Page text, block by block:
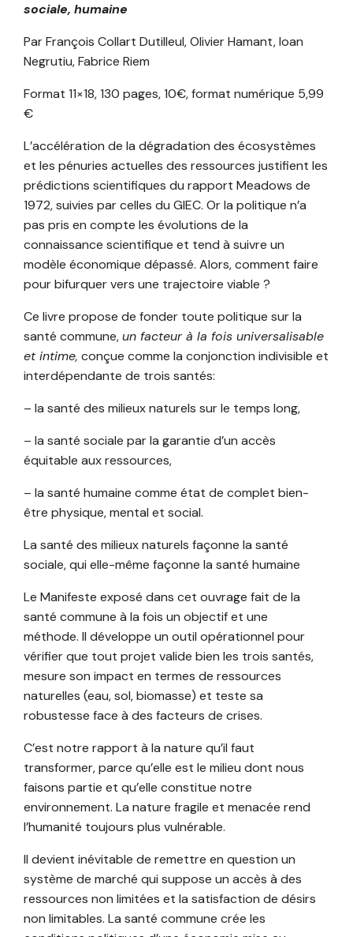
sociale, humaine
Par François Collart Dutilleul, Olivier Hamant, Ioan
Negrutiu, Fabrice Riem
Format 11×18, 130 pages, 10€, format numérique 5,99
€
L’accélération de la dégradation des écosystèmes
et les pénuries actuelles des ressources justifient les
prédictions scientifiques du rapport Meadows de
1972, suivies par celles du GIEC. Or la politique n’a
pas pris en compte les évolutions de la
connaissance scientifique et tend à suivre un
modèle économique dépassé. Alors, comment faire
pour bifurquer vers une trajectoire viable ?
Ce livre propose de fonder toute politique sur la
santé commune,un facteur à la fois universalisable
et intime, conçue comme la conjonction indivisible et
interdépendante de trois santés:
– la santé des milieux naturels sur le temps long,
– la santé sociale par la garantie d’un accès
équitable aux ressources,
– la santé humaine comme état de complet bien-
être physique, mental et social.
La santé des milieux naturels façonne la santé
sociale, qui elle-même façonne la santé humaine
Le Manifeste exposé dans cet ouvrage fait de la
santé commune à la fois un objectif et une
méthode. Il développe un outil opérationnel pour
vérifier que tout projet valide bien les trois santés,
mesure son impact en termes de ressources
naturelles (eau, sol, biomasse) et teste sa
robustesse face à des facteurs de crises.
C’est notre rapport à la nature qu’il faut
transformer, parce qu’elle est le milieu dont nous
faisons partie et qu’elle constitue notre
environnement. La nature fragile et menacée rend
l’humanité toujours plus vulnérable.
Il devient inévitable de remettre en question un
système de marché qui suppose un accès à des
ressources non limitées et la satisfaction de désirs
non limitables. La santé commune crée les